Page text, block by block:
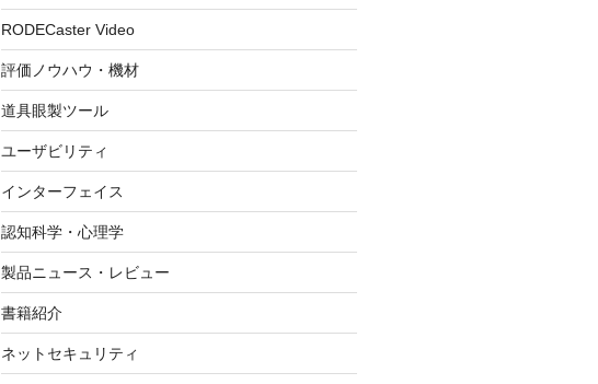
RODECaster Video
評価ノウハウ・機材
道具眼製ツール
ユーザビリティ
インターフェイス
認知科学・心理学
製品ニュース・レビュー
書籍紹介
ネットセキュリティ